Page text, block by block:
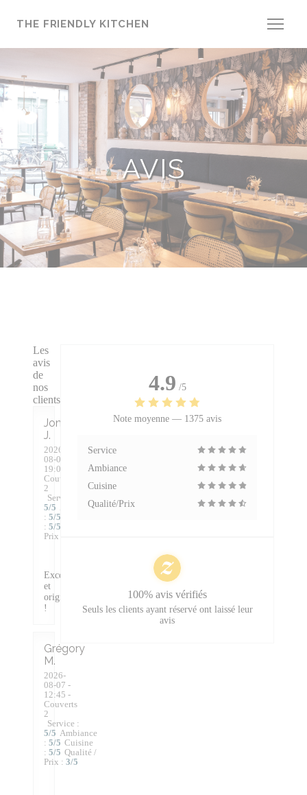
THE FRIENDLY KITCHEN
AVIS
Les
avis
de
nos
clients
Jonathan
J
2026-
08-08
19:00 -
Couverts
2
Service
5/5 Ambiance
: 5/5
: 5/5
Prix
Excellent
et
original
!
Grégory
M
2026-
08-07 -
12:45 -
Couverts
2
Service :
5/5 Ambiance
: 5/5 Cuisine
: 5/5 Qualité /
Prix : 3/5
4.9 /5
Note moyenne — 1375 avis
Service
Ambiance
Cuisine
Qualité/Prix
100% avis vérifiés
Seuls les clients ayant réservé ont laissé leur
avis